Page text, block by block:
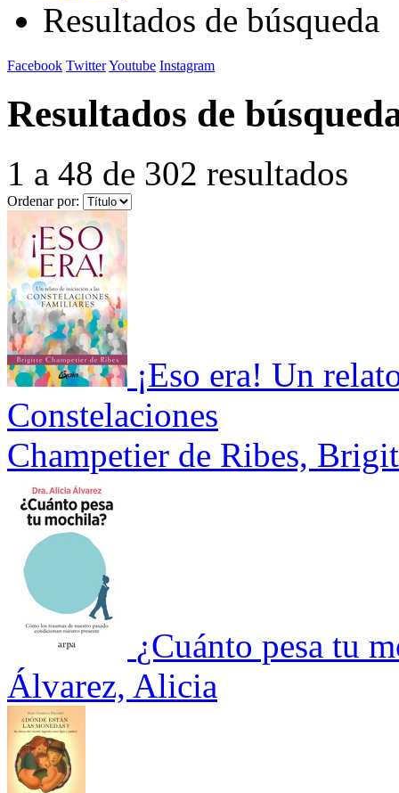
Resultados de búsqueda
Facebook TwitterYoutube Instagram
Resultados de
1 a 48 de 302 resultados
Ordenar por:
¡Eso era! Un
Constelaciones
Champetier de Ribes,
¿Cuánto pesa tu
Álvarez, Alicia